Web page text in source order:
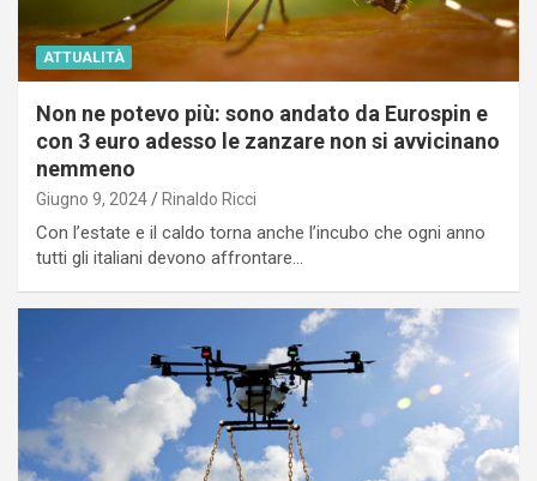
ATTUALITÀ
Non ne potevo più: sono andato da Eurospin e
con 3 euro adesso le zanzare non si avvicinano
nemmeno
Giugno 9, 2024 Rinaldo Ricci
Con l’estate e il caldo torna anche l’incubo che ogni anno
tutti gli italiani devono affrontare…